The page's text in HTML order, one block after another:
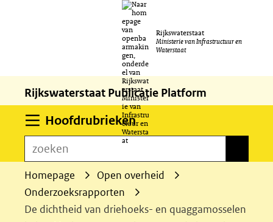
naar
de
inhoud
Rijkswaterstaat
Ministerie van Infrastructuur en
Waterstaat
Rijkswaterstaat Publicatie Platform
HoofdrubriekenUitklappen
zoeken
Homepage
Open overheid
Onderzoeksrapporten
De dichtheid van driehoeks- en quaggamosselen